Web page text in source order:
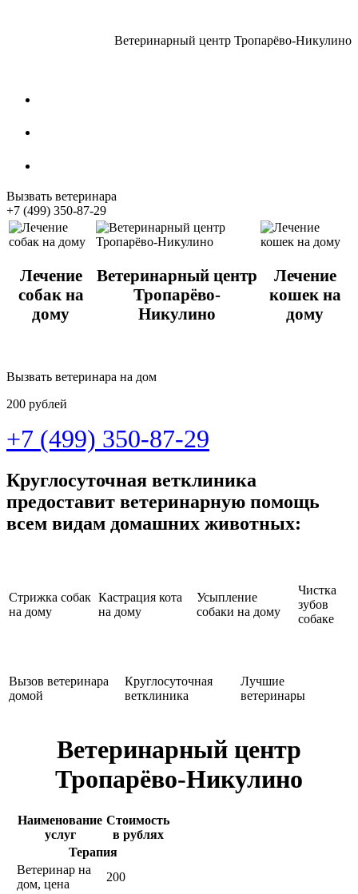
Ветеринарный центр Тропарёво-Никулино
Вызвать ветеринара
+7 (499) 350-87-29
Лечение
собак на
дому
Ветеринарный центр
Тропарёво-
Никулино
Лечение
кошек на
дому
Вызвать ветеринара на дом
200 рублей
+7 (499) 350-87-29
Круглосуточная ветклиника
предоставит ветеринарную помощь
всем видам домашних животных:
Стрижка собак
на дому
Кастрация кота
на дому
Усыпление
собаки на дому
Чистка
зубов
собаке
Вызов ветеринара
домой
Круглосуточная
ветклиника
Лучшие
ветеринары
Ветеринарный центр
Тропарёво-Никулино
Наименование
услуг
Стоимость
в рублях
Терапия
Ветеринар на
дом, цена
200